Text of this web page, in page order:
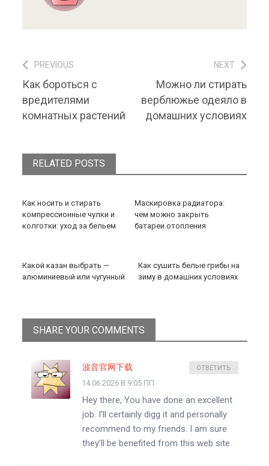
Навигация по записям
PREVIOUS
Previous post:
Как бороться с
вредителями
комнатных растений
NEXT
Next post:
Можно ли стирать
верблюжье одеяло в
домашних условиях
RELATED POSTS
Как носить и стирать
компрессионные чулки и
колготки: уход за бельем
Маскировка радиатора:
чем можно закрыть
батареи отопления
Какой казан выбрать —
алюминиевый или чугунный
Как сушить белые грибы на
зиму в домашних условиях
SHARE YOUR COMMENTS
波音官网下载
14.06.2026 В 9:05 ПП
Hey there, You have done an excellent
job. I’ll certainly digg it and personally
recommend to my friends. I am sure
they’ll be benefited from this web site.
ОТВЕТИТЬ